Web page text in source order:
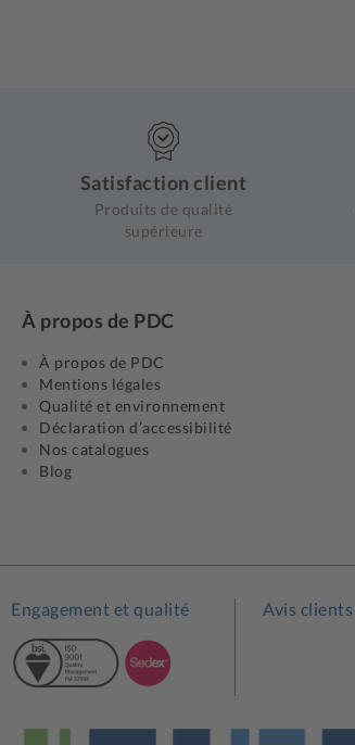
Satisfaction client
Produits de qualité
supérieure
À propos de PDC
À propos de PDC
Mentions légales
Qualité et environnement
Déclaration d’accessibilité
Nos catalogues
Blog
Engagement et qualité Avis clients